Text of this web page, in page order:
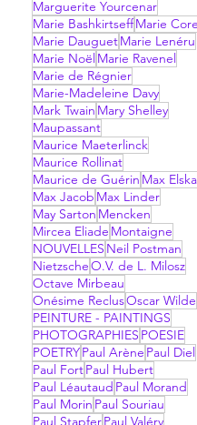
Marguerite Yourcenar
Marie BashkirtseffMarie
Marie DauguetMarie Lenéru
Marie Noël Marie Ravenel
Marie de Régnier
Marie-Madeleine Davy
Mark Twain Mary Shelley
Maupassant
Maurice Maeterlinck
Maurice Rollinat
Maurice de Guérin Max
Max Jacob Max Linder
May Sarton Mencken
Mircea Eliade Montaigne
NOUVELLES Neil Postman
NietzscheO.V. de L. Milosz
Octave Mirbeau
Onésime ReclusOscar Wilde
PEINTURE - PAINTINGS
PHOTOGRAPHIES POESIE
POETRYPaul Arène Paul Diel
Paul FortPaul Hubert
Paul Léautaud Paul Morand
Paul Morin Paul Souriau